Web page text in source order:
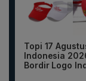
Topi 17
Indonesia
Bordir Logo